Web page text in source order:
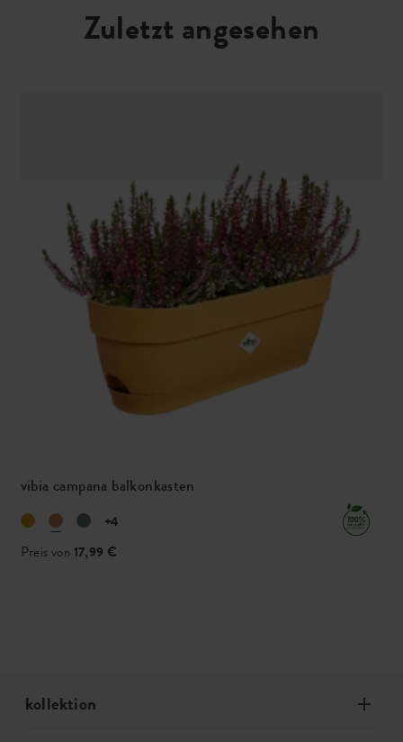
Zuletzt angesehen
vibia campana balkonkasten
+4
Preis von 17,99 €
kollektion